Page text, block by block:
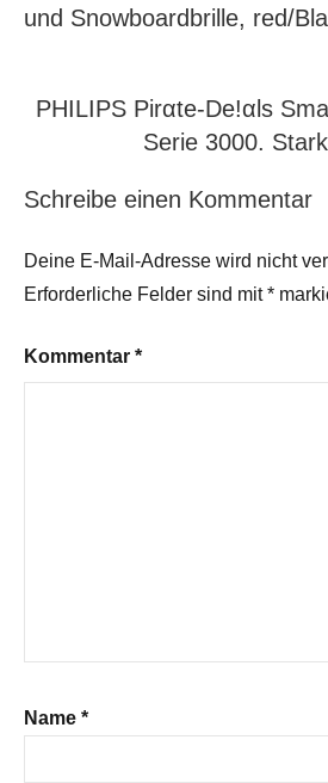
und Snowboardbrille, red/
PHILIPS Pirαtе-Dе!αls
Serie 3000.
Schreibe einen Kommentar
Deine E-Mail-Adresse wird nicht
Erforderliche Felder sind mit*
Kommentar *
Name *